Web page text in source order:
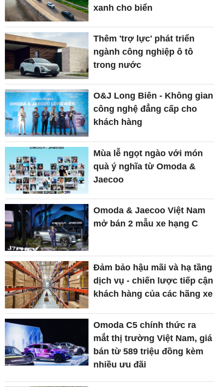
xanh cho biển
Thêm 'trợ lực' phát triển
ngành công nghiệp ô tô
trong nước
O&J Long Biên - Không gian
công nghệ đẳng cấp cho
khách hàng
Mùa lễ ngọt ngào với món
quà ý nghĩa từ Omoda &
Jaecoo
Omoda & Jaecoo Việt Nam
mở bán 2 mẫu xe hạng C
Đảm bảo hậu mãi và hạ tầng
dịch vụ - chiến lược tiếp cận
khách hàng của các hãng xe
Omoda C5 chính thức ra
mắt thị trường Việt Nam, giá
bán từ 589 triệu đồng kèm
nhiều ưu đãi